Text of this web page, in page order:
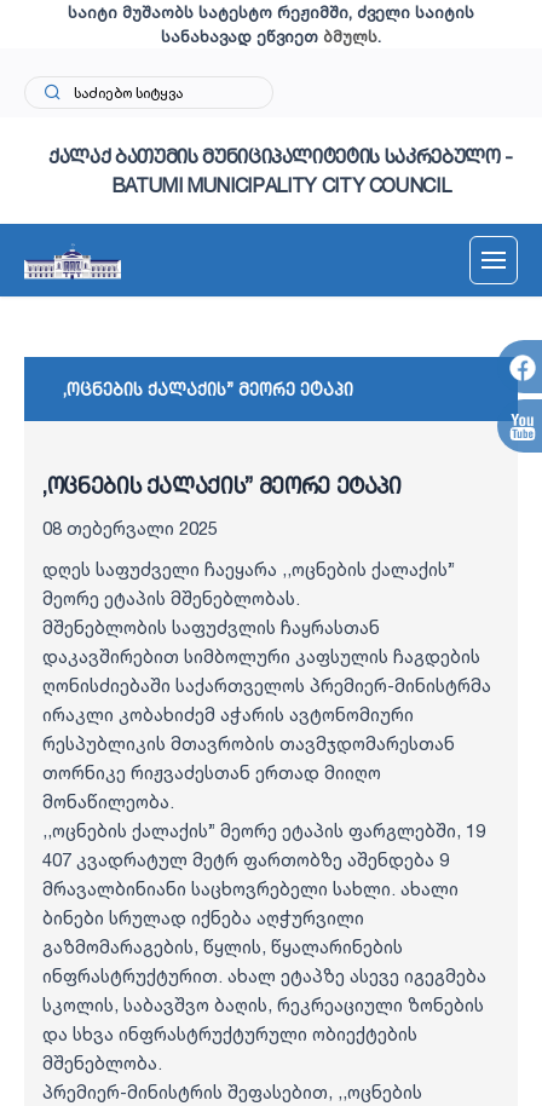
საიტი მუშაობს სატესტო რეჟიმში, ძველი საიტის
სანახავად ეწვიეთ ბმულს.
ქალაქ ბათუმის მუნიციპალიტეტის საკრებულო -
BATUMI MUNICIPALITY CITY COUNCIL
,ოცნების ქალაქის” მეორე ეტაპი
,ოცნების ქალაქის” მეორე ეტაპი
08 თებერვალი 2025
დღეს საფუძველი ჩაეყარა ,,ოცნების ქალაქის”
მეორე ეტაპის მშენებლობას.
მშენებლობის საფუძვლის ჩაყრასთან
დაკავშირებით სიმბოლური კაფსულის ჩაგდების
ღონისძიებაში საქართველოს პრემიერ-მინისტრმა
ირაკლი კობახიძემ აჭარის ავტონომიური
რესპუბლიკის მთავრობის თავმჯდომარესთან
თორნიკე რიჟვაძესთან ერთად მიიღო
მონაწილეობა.
,,ოცნების ქალაქის” მეორე ეტაპის ფარგლებში, 19
407 კვადრატულ მეტრ ფართობზე აშენდება 9
მრავალბინიანი საცხოვრებელი სახლი. ახალი
ბინები სრულად იქნება აღჭურვილი
გაზმომარაგების, წყლის, წყალარინების
ინფრასტრუქტურით. ახალ ეტაპზე ასევე იგეგმება
სკოლის, საბავშვო ბაღის, რეკრეაციული ზონების
და სხვა ინფრასტრუქტურული ობიექტების
მშენებლობა.
პრემიერ-მინისტრის შეფასებით, ,,ოცნების